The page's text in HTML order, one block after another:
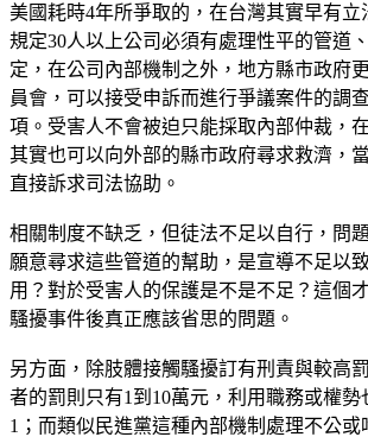
美國耗時4年所爭取的，在台灣其實早有立
規定30人以上公司必須有處理性平的管道
定，在公司內部機制之外，地方縣市政府
員會，可以接受申訴而進行爭議案件的調
項。受害人不會被迫只能採取內部仲裁，
其實也可以向外部的縣市政府尋求救濟，
直接訴求司法協助。
相關制度不缺乏，但徒法不足以自行，問
願意尋求這些管道的幫助，是宣導不足以
用？對於受害人的保護是不是不足？這個
騷擾事件後真正應該省思的問題。
另方面，除肢體接觸騷擾訂有刑責與較高
者的罰則只有1到10萬元，利用職務或權勢
1；而類似民進黨這種內部機制處理不公或